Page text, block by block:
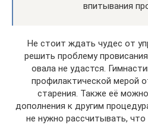
впитывания
Не стоит ждать чудес от
решить проблему
овала не удастся.
профилактической мерой
старения. Также её
дополнения к другим
не нужно рассчитывать,